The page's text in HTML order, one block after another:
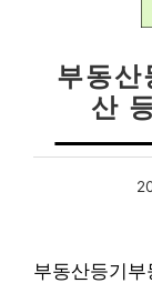
부동
산
부동산등기